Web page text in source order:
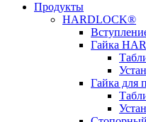
Продукты
HARDLOCK®
Гайка
Гайка